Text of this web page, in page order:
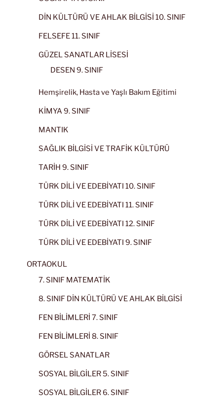
DİN KÜLTÜRÜ VE AHLAK BİLGİSİ 10. SINIF
FELSEFE 11. SINIF
GÜZEL SANATLAR LİSESİ
DESEN 9. SINIF
Hemşirelik, Hasta ve Yaşlı Bakım Eğitimi
KİMYA 9. SINIF
MANTIK
SAĞLIK BİLGİSİ VE TRAFİK KÜLTÜRÜ
TARİH 9. SINIF
TÜRK DİLİ VE EDEBİYATI 10. SINIF
TÜRK DİLİ VE EDEBİYATI 11. SINIF
TÜRK DİLİ VE EDEBİYATI 12. SINIF
TÜRK DİLİ VE EDEBİYATI 9. SINIF
ORTAOKUL
7. SINIF MATEMATİK
8. SINIF DİN KÜLTÜRÜ VE AHLAK BİLGİSİ
FEN BİLİMLERİ 7. SINIF
FEN BİLİMLERİ 8. SINIF
GÖRSEL SANATLAR
SOSYAL BİLGİLER 5. SINIF
SOSYAL BİLGİLER 6. SINIF